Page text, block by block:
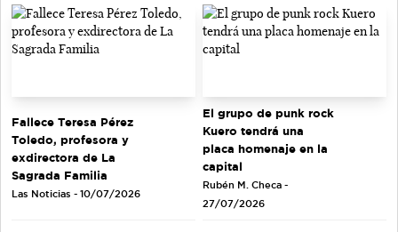
Fallece Teresa Pérez
Toledo, profesora y
exdirectora de La
Sagrada Familia
Las Noticias - 10/07/2026
El grupo de punk rock
Kuero tendrá una
placa homenaje en la
capital
Rubén M. Checa -
27/07/2026